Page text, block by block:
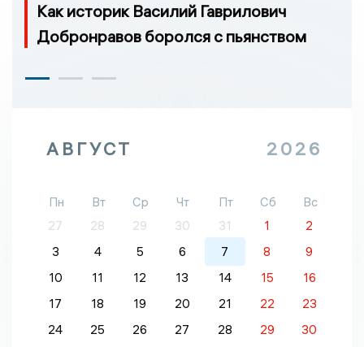
Как историк Василий Гаврилович
Добронравов боролся с пьянством
АВГУСТ 2026
Пн Вт Ср Чт Пт Сб
Вс
27
28 29 30 31 1
2
3
4 5 6 7 8
9
10
11 12 13 14 15
16
17
18 19 20 21 22
23
24
25 26 27 28 29
30